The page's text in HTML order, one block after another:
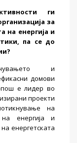
ги
за
на енергија и
па се до
и
домови
е лидер во
проекти
на
енергија и
енергетската